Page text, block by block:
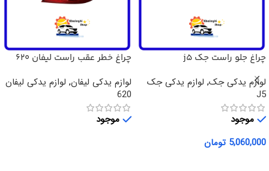
چراغ جلو راست جک j5
لوازم یدکی جک, لوازم یدکی جک
J5
موجود
5,060,000 تومان
چراغ خطر عقب راست لیفان 620
لوازم یدکی لیفان, لوازم یدکی لیفان
620
موجود